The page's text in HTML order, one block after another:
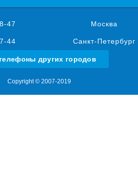
47 Москва
44 Санкт-Петербург
других городов
Copyright © 2007-2019